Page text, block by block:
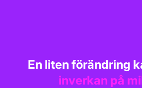
En liten förändring
inverkan på